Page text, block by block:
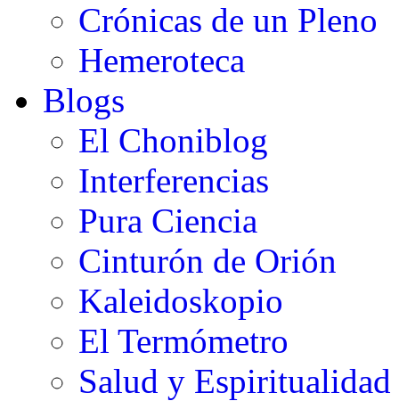
Crónicas de un Pleno
Hemeroteca
Blogs
El Choniblog
Interferencias
Pura Ciencia
Cinturón de Orión
Kaleidoskopio
El Termómetro
Salud y Espiritualidad